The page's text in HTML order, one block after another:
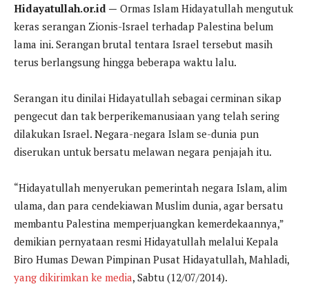
Hidayatullah.or.id — Ormas Islam Hidayatullah mengutuk
keras serangan Zionis-Israel terhadap Palestina belum
lama ini. Serangan brutal tentara Israel tersebut masih
terus berlangsung hingga beberapa waktu lalu.
Serangan itu dinilai Hidayatullah sebagai cerminan sikap
pengecut dan tak berperikemanusiaan yang telah sering
dilakukan Israel. Negara-negara Islam se-dunia pun
diserukan untuk bersatu melawan negara penjajah itu.
“Hidayatullah menyerukan pemerintah negara Islam, alim
ulama, dan para cendekiawan Muslim dunia, agar bersatu
membantu Palestina memperjuangkan kemerdekaannya,”
demikian pernyataan resmi Hidayatullah melalui Kepala
Biro Humas Dewan Pimpinan Pusat Hidayatullah, Mahladi,
yang dikirimkan ke media, Sabtu (12/07/2014).